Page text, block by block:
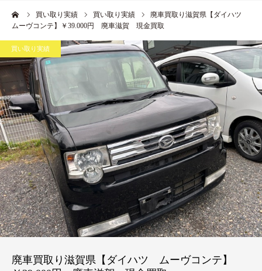
買い取り実績 買い取り実績
廃車買取り滋賀県【ダイハツ
ムーヴコンテ】￥39.000円 廃車滋賀 現金買取
買い取り実績
廃車買取り滋賀県【ダイハツ ムーヴコンテ】
お問い合わせ